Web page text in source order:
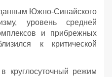
Южно-Синайского
уровень средней
и прибрежных
к критической
круглосуточный режим